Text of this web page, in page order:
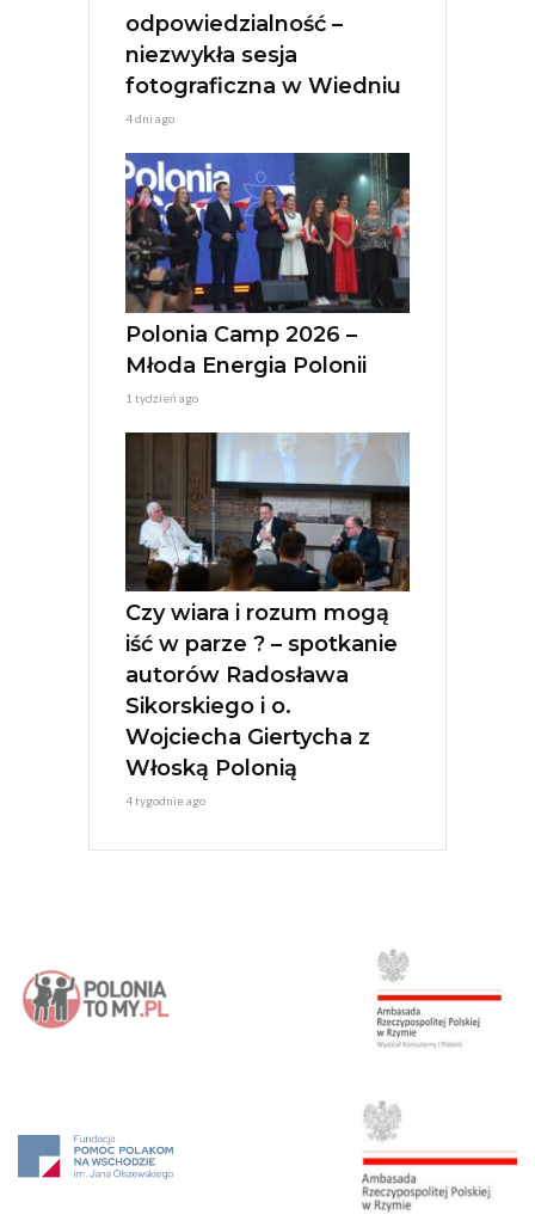
odpowiedzialność –
niezwykła sesja
fotograficzna w Wiedniu
4 dni ago
Polonia Camp 2026 –
Młoda Energia Polonii
1 tydzień ago
Czy wiara i rozum mogą
iść w parze ? – spotkanie
autorów Radosława
Sikorskiego i o.
Wojciecha Giertycha z
Włoską Polonią
4 tygodnie ago